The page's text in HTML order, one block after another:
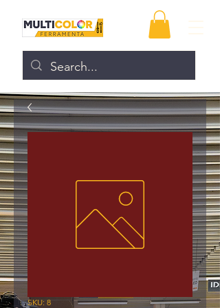
SKU: 8